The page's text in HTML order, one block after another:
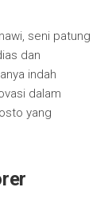
seni patung
dan
indah
dalam
yang